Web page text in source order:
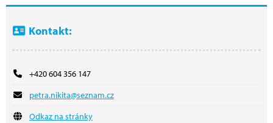
Kontakt:
+420 604 356 147
petra.nikita@seznam.cz
Odkaz na stránky